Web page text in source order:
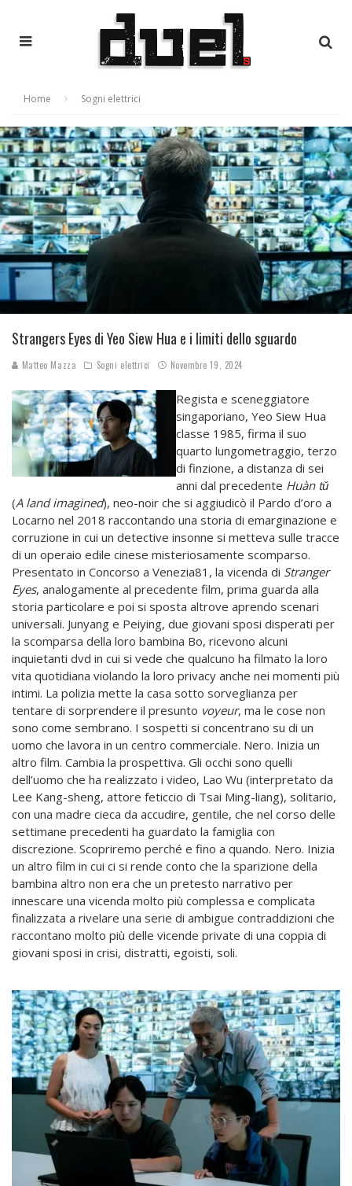
Home Sogni elettrici
Strangers Eyes di Yeo Siew Hua e i limiti dello sguardo
Matteo Mazza Sogni elettrici Novembre 19, 2024
Regista e sceneggiatore
singaporiano, Yeo Siew Hua
classe 1985, firma il suo
quarto lungometraggio, terzo
di finzione, a distanza di sei
anni dal precedente Huàn tǔ
(A land imagined), neo-noir che si aggiudicò il Pardo d’oro a
Locarno nel 2018 raccontando una storia di emarginazione e
corruzione in cui un detective insonne si metteva sulle tracce
di un operaio edile cinese misteriosamente scomparso.
Presentato in Concorso a Venezia81, la vicenda di Stranger
Eyes, analogamente al precedente film, prima guarda alla
storia particolare e poi si sposta altrove aprendo scenari
universali. Junyang e Peiying, due giovani sposi disperati per
la scomparsa della loro bambina Bo, ricevono alcuni
inquietanti dvd in cui si vede che qualcuno ha filmato la loro
vita quotidiana violando la loro privacy anche nei momenti più
intimi. La polizia mette la casa sotto sorveglianza per
tentare di sorprendere il presunto voyeur, ma le cose non
sono come sembrano. I sospetti si concentrano su di un
uomo che lavora in un centro commerciale. Nero. Inizia un
altro film. Cambia la prospettiva. Gli occhi sono quelli
dell’uomo che ha realizzato i video, Lao Wu (interpretato da
Lee Kang-sheng, attore feticcio di Tsai Ming-liang), solitario,
con una madre cieca da accudire, gentile, che nel corso delle
settimane precedenti ha guardato la famiglia con
discrezione. Scopriremo perché e fino a quando. Nero. Inizia
un altro film in cui ci si rende conto che la sparizione della
bambina altro non era che un pretesto narrativo per
innescare una vicenda molto più complessa e complicata
finalizzata a rivelare una serie di ambigue contraddizioni che
raccontano molto più delle vicende private di una coppia di
giovani sposi in crisi, distratti, egoisti, soli.